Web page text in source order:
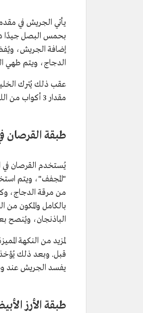
بحمس البصل جيدًا
إضافة الجريش،
الدجاج، ويتم طهي
عقب ذلك يُترك
مقدار 3 أكواب من اللبن، ومن ثم يُترك لينضج مُدة 15 دقيقة على النار، ويتم ضربه بالملاس ليتجانس بعضه مع بعض.
طبقة القرصان في
يُستخدم القرصان في
"المجفف"، ويتم
الباذنجان، ويُنصح
لمزيد من النكهة
قبل. وبعد ذلك
يفسد الجريش عند
طبقة الأرز